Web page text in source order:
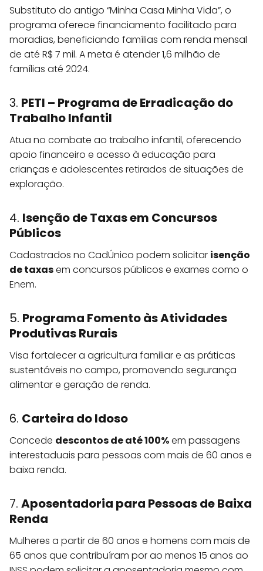
Substituto do antigo “Minha Casa Minha Vida”, o
programa oferece financiamento facilitado para
moradias, beneficiando famílias com renda mensal
de até R$ 7 mil. A meta é atender 1,6 milhão de
famílias até 2024.
3. PETI – Programa de Erradicação do
Trabalho Infantil
Atua no combate ao trabalho infantil, oferecendo
apoio financeiro e acesso à educação para
crianças e adolescentes retirados de situações de
exploração.
4. Isenção de Taxas em Concursos
Públicos
Cadastrados no CadÚnico podem solicitar isenção
de taxasem concursos públicos e exames como o
Enem.
5. Programa Fomento às Atividades
Produtivas Rurais
Visa fortalecer a agricultura familiar e as práticas
sustentáveis no campo, promovendo segurança
alimentar e geração de renda.
6. Carteira do Idoso
Concede descontos de até 100%em passagens
interestaduais para pessoas com mais de 60 anos e
baixa renda.
7. Aposentadoria para Pessoas de Baixa
Renda
Mulheres a partir de 60 anos e homens com mais de
65 anos que contribuíram por ao menos 15 anos ao